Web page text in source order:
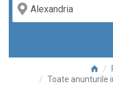
Toate anunturile